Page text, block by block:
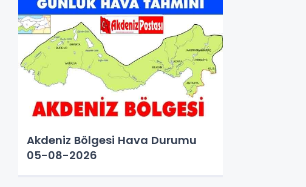
Akdeniz Bölgesi Hava Durumu
05-08-2026